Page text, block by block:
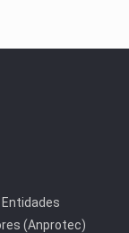
(Anprotec)